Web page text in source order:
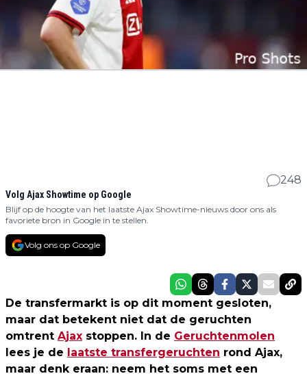
248
Volg Ajax Showtime op Google
Blijf op de hoogte van het laatste Ajax Showtime-nieuws door ons als
favoriete bron in Google in te stellen.
Volg ons op Google
De transfermarkt is op dit moment gesloten,
maar dat betekent niet dat de geruchten
omtrent Ajax stoppen. In de Geruchtenmolen
lees je de laatste transfergeruchten rond Ajax,
maar denk eraan: neem het soms met een